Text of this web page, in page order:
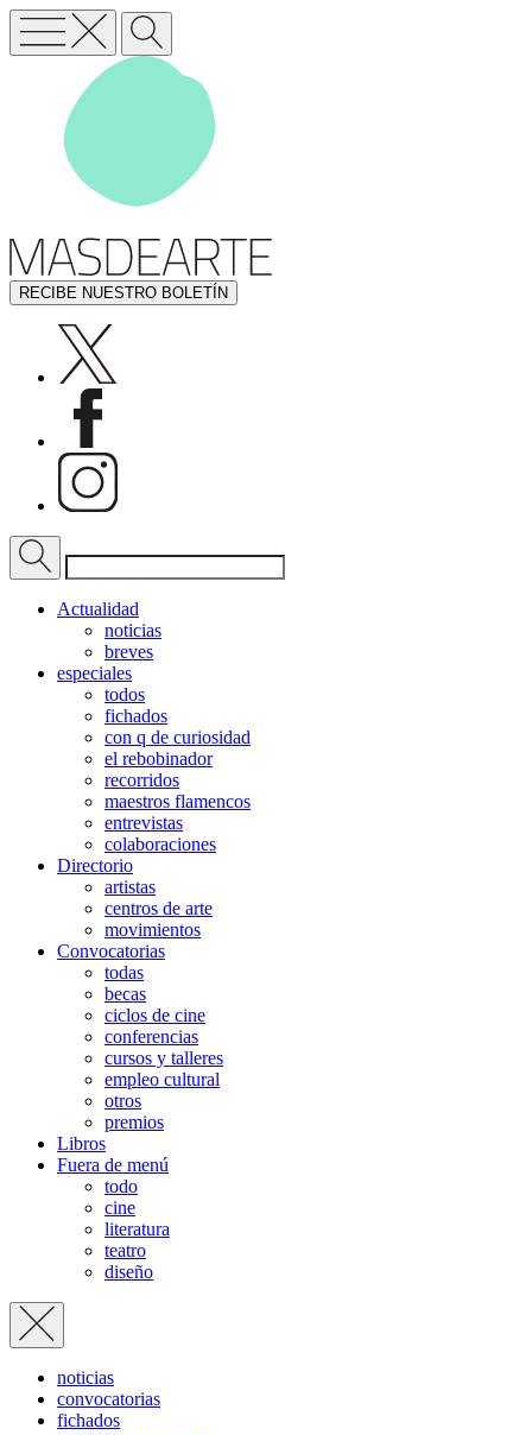
RECIBE NUESTRO BOLETÍN
Actualidad
noticias
breves
especiales
todos
fichados
con q de curiosidad
el rebobinador
recorridos
maestros flamencos
entrevistas
colaboraciones
Directorio
artistas
centros de arte
movimientos
Convocatorias
todas
becas
ciclos de cine
conferencias
cursos y talleres
empleo cultural
otros
premios
Libros
Fuera de menú
todo
cine
literatura
teatro
diseño
noticias
convocatorias
fichados